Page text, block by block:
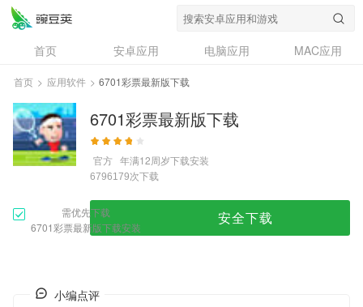
首页 安卓应用 电脑应用
MAC应用
资讯
专题
问答
首页 > 应用软件 > 6701彩票最新版下载
6701彩票最新版下载
官方 年满12周岁下载安装
6796179次下载
需优先下载
6701彩票最新版下载安装
安全下载
小编点评